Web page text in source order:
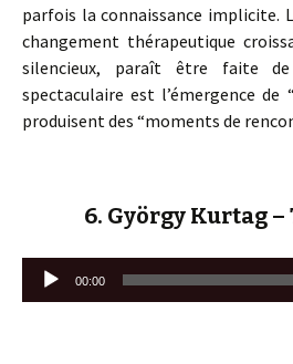
parfois la connaissance implicite.
changement thérapeutique
silencieux, paraît être faite
spectaculaire est l’émergence de
produisent des “moments de
6. György Kurtag
Lecteur
audio
00:00